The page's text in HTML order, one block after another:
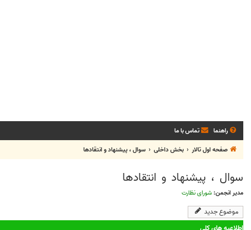
راهنما تماس با ما
صفحه اول تالار
بخش‌ داخلی سوال ، پيشنهاد و انتقادها
سوال ، پيشنهاد و انتقادها
مدیر انجمن: شورای نظارت
موضوع جدید